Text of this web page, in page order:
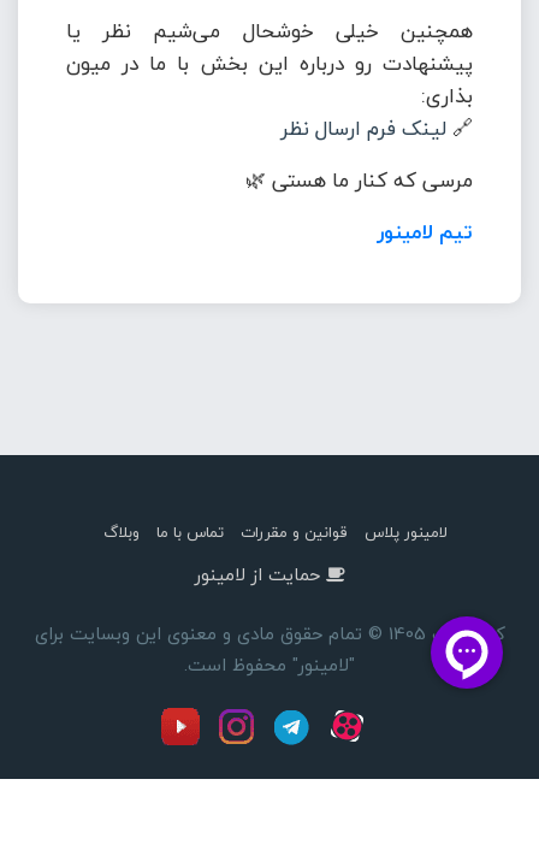
همچنین خیلی خوشحال می‌شیم نظر یا
پیشنهادت رو درباره این بخش با ما در میون
بذاری:
🔗 لینک فرم ارسال نظر
مرسی که کنار ما هستی 🌿
تیم لامینور
لامینور پلاس قوانین و مقررات تماس با ما وبلاگ
حمایت از لامینور
کپی رایت 1405 © تمام حقوق مادی و معنوی این وبسایت برای
"لامینور" محفوظ است.